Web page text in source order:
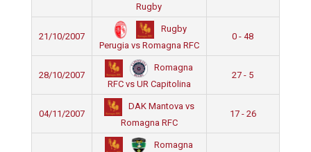
Rugby
21/10/2007
Rugby
Perugia vs Romagna RFC
0 - 48
28/10/2007
Romagna
RFC vs UR Capitolina
27 - 5
04/11/2007
DAK Mantova vs
Romagna RFC
17 - 26
Romagna